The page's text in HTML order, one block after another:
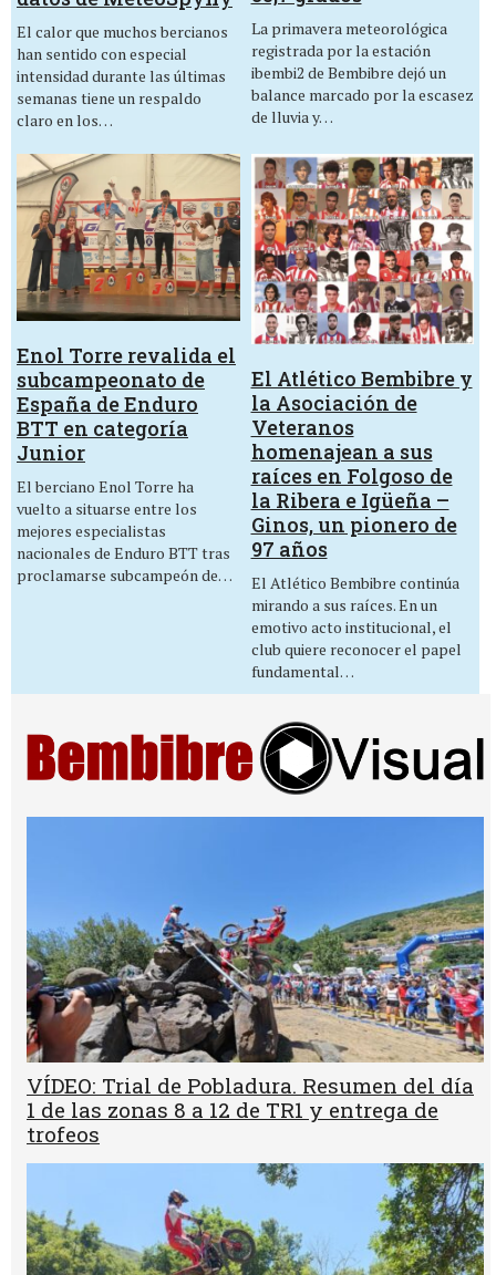
El calor que muchos bercianos
han sentido con especial
intensidad durante las últimas
semanas tiene un respaldo
claro en los…
La primavera meteorológica
registrada por la estación
ibembi2 de Bembibre dejó un
balance marcado por la escasez
de lluvia y…
Enol Torre revalida el
subcampeonato de
España de Enduro
BTT en categoría
Junior
El berciano Enol Torre ha
vuelto a situarse entre los
mejores especialistas
nacionales de Enduro BTT tras
proclamarse subcampeón de…
El Atlético Bembibre y
la Asociación de
Veteranos
homenajean a sus
raíces en Folgoso de
la Ribera e Igüeña –
Ginos, un pionero de
97 años
El Atlético Bembibre continúa
mirando a sus raíces. En un
emotivo acto institucional, el
club quiere reconocer el papel
fundamental…
VÍDEO: Trial de Pobladura. Resumen del día
1 de las zonas 8 a 12 de TR1 y entrega de
trofeos